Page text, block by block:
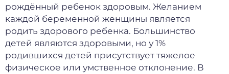
рождённый ребенок здоровым. Желанием
каждой беременной женщины является
родить здорового ребенка. Большинство
детей являются здоровыми, но у 1%
родившихся детей присутствует тяжелое
физическое или умственное отклонение. В